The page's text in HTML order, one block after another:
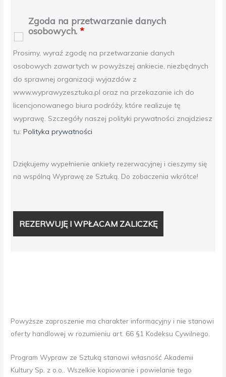
Zgoda na przetwarzanie danych
osobowych.*
Prosimy, wyraź zgodę na przetwarzanie danych
osobowych zawartych w powyższej ankiecie, niezbędnych
do sprawnej organizacji wyjazdów z
www.wyprawyzesztuka.pl oraz na przekazanie ich do
licencjonowanego biura podróży, które realizuje tę
wyprawę. Szczegóły naszej polityki prywatności znajdziesz
tu:Polityka prywatności
Dziękujemy wypełnienie ankiety rezerwacyjnej i cieszymy się
na wspólną Wyprawę ze Sztuką. Do zobaczenia wkrótce!
Powyższe zaproszenie ma charakter informacyjny i nie stanowi
oferty handlowej w rozumieniu art. 66 §1 Kodeksu Cywilnego.
Program Wypraw ze Sztuką stanowi własność Akademii
Kultury Sp. z o.o.. Wszelkie kopiowanie i powielanie tego